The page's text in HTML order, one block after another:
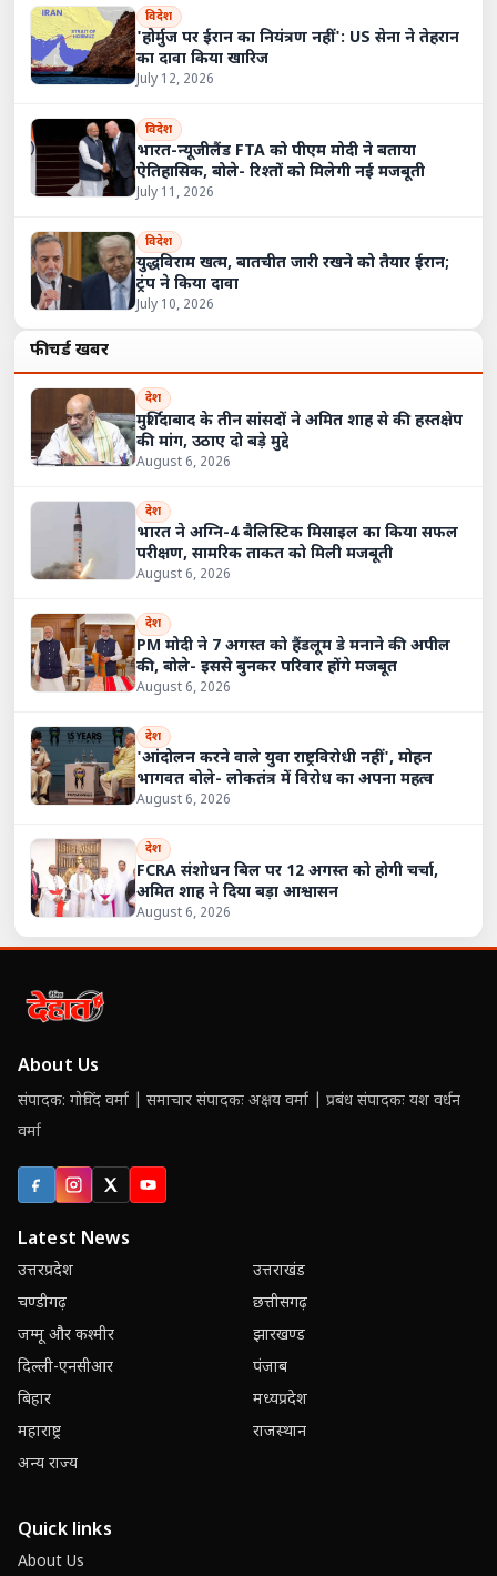
विदेश
'होर्मुज पर ईरान का नियंत्रण नहीं': US सेना ने तेहरान
का दावा किया खारिज
July 12, 2026
विदेश
भारत-न्यूजीलैंड FTA को पीएम मोदी ने बताया
ऐतिहासिक, बोले- रिश्तों को मिलेगी नई मजबूती
July 11, 2026
विदेश
युद्धविराम खत्म, बातचीत जारी रखने को तैयार ईरान;
ट्रंप ने किया दावा
July 10, 2026
फीचर्ड खबरें
देश
मुर्शिदाबाद के तीन सांसदों ने अमित शाह से की हस्तक्षेप
की मांग, उठाए दो बड़े मुद्दे
August 6, 2026
देश
भारत ने अग्नि-4 बैलिस्टिक मिसाइल का किया सफल
परीक्षण, सामरिक ताकत को मिली मजबूती
August 6, 2026
देश
PM मोदी ने 7 अगस्त को हैंडलूम डे मनाने की अपील
की, बोले- इससे बुनकर परिवार होंगे मजबूत
August 6, 2026
देश
'आंदोलन करने वाले युवा राष्ट्रविरोधी नहीं', मोहन
भागवत बोले- लोकतंत्र में विरोध का अपना महत्व
August 6, 2026
देश
FCRA संशोधन बिल पर 12 अगस्त को होगी चर्चा,
अमित शाह ने दिया बड़ा आश्वासन
August 6, 2026
About Us
संपादक: गोविंद वर्मा | समाचार संपादकः अक्षय वर्मा | प्रबंध संपादकः यश वर्धन
वर्मा
FacebookInstagram
X (Twitter)
YouTube
Latest News
उत्तरप्रदेश
उत्तराखंड
चण्डीगढ़
छत्तीसगढ़
जम्मू और कश्मीर
झारखण्ड
दिल्ली-एनसीआर
पंजाब
बिहार
मध्यप्रदेश
महाराष्ट्र
राजस्थान
अन्य राज्य
Quick links
About Us